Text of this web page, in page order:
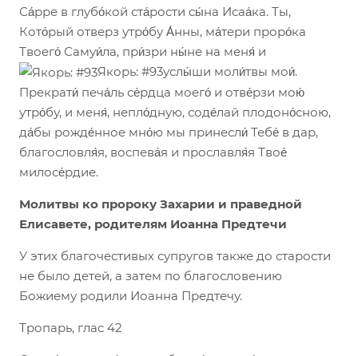
Са́рре в глубо́кой ста́рости сы́на Исаа́ка. Ты,
Кото́рый отверз утро́бу А́нны, ма́тери проро́ка
Твоего́ Самуи́ла, при́зри ны́не на меня́ и
Якорь: #93услы́ши моли́твы мои́.
Прекрати́ печа́ль се́рдца моего́ и отве́рзи мою́
утро́бу, и меня́, непло́дную, соде́лай плодоно́сною,
да́бы рожде́нное мно́ю мы принесли́ Тебе́ в дар,
благословля́я, воспева́я и прославля́я Твое́
милосе́рдие.
Молитвы ко пророку Захарии и праведной
Елисавете, родителям Иоанна Предтечи
У этих благочестивых супругов также до старости
не было детей, а затем по благословению
Божиему родили Иоанна Предтечу.
Тропарь, глас 42